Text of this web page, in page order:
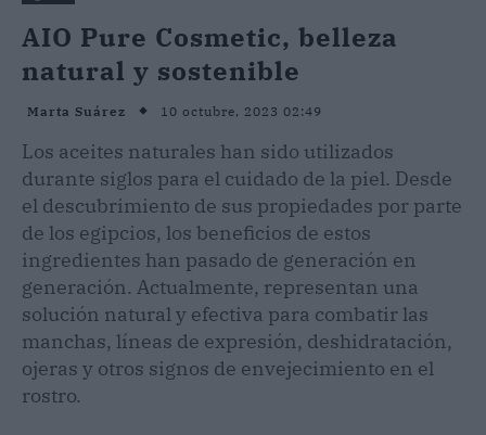
AIO Pure Cosmetic, belleza
natural y sostenible
Marta Suárez 10 octubre, 2023 02:49
Los aceites naturales han sido utilizados
durante siglos para el cuidado de la piel. Desde
el descubrimiento de sus propiedades por parte
de los egipcios, los beneficios de estos
ingredientes han pasado de generación en
generación. Actualmente, representan una
solución natural y efectiva para combatir las
manchas, líneas de expresión, deshidratación,
ojeras y otros signos de envejecimiento en el
rostro.